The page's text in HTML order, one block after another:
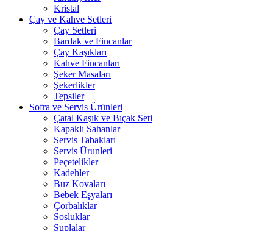
Kristal
Çay ve Kahve Setleri
Çay Setleri
Bardak ve Fincanlar
Çay Kaşıkları
Kahve Fincanları
Şeker Masaları
Şekerlikler
Tepsiler
Sofra ve Servis Ürünleri
Çatal Kaşık ve Bıçak Seti
Kapaklı Sahanlar
Servis Tabakları
Servis Ürunleri
Peçetelikler
Kadehler
Buz Kovaları
Bebek Eşyaları
Çorbalıklar
Sosluklar
Suplalar